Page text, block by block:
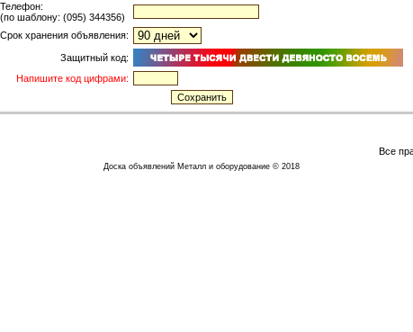
Телефон:
(по шаблону: (095) 344356)
Срок хранения объявления:
Защитный код:
Напишите код цифрами:
Все
Доска объявлений Металл и оборудование © 2018